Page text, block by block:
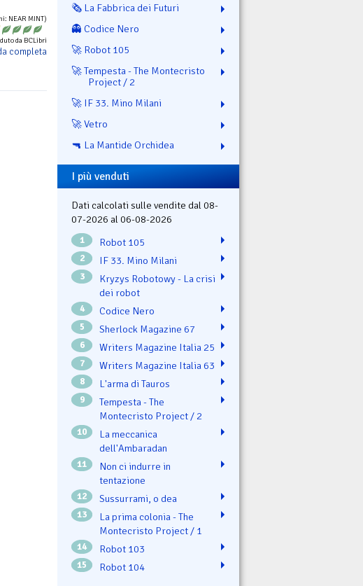
NEAR MINT)
da BCLibri
completa
🗞️ La Fabbrica dei Futuri
👻 Codice Nero
🚀 Robot 105
🚀 Tempesta - The Montecristo
Project / 2
🚀 IF 33. Mino Milani
🚀 Vetro
🔫 La Mantide Orchidea
I più venduti
Dati calcolati sulle vendite dal 08-
07-2026 al 06-08-2026
1 Robot 105
2 IF 33. Mino Milani
3
Kryzys Robotowy - La crisi
dei robot
4 Codice Nero
5 Sherlock Magazine 67
6 Writers Magazine Italia 25
7 Writers Magazine Italia 63
8 L'arma di Tauros
9
Tempesta - The
Montecristo Project / 2
10
La meccanica
dell'Ambaradan
11
Non ci indurre in
tentazione
12 Sussurrami, o dea
13
La prima colonia - The
Montecristo Project / 1
14 Robot 103
15 Robot 104